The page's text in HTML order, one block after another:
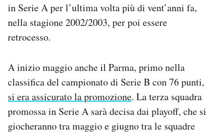
Area Personale
Newsletter
Notifiche mobile
Hai bisogno di aiuto?
in Serie A per l’ultima volta più di vent’anni fa,
nella stagione 2002/2003, per poi essere
retrocesso.
A inizio maggio anche il Parma, primo nella
classifica del campionato di Serie B con 76 punti,
si era assicurato la promozione. La terza squadra
promossa in Serie A sarà decisa dai playoff, che si
giocheranno tra maggio e giugno tra le squadre